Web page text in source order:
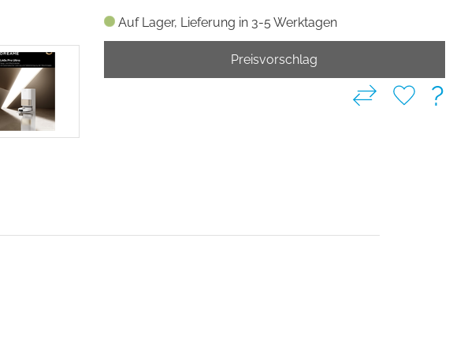
Auf Lager, Lieferung in 3-5 Werktagen
Preisvorschlag
?